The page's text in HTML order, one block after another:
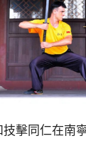
擊同仁在南